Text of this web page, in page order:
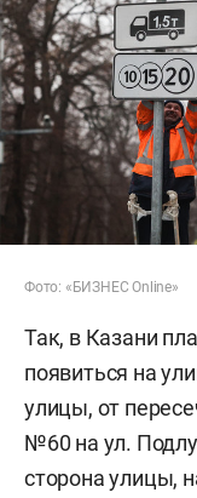
Фото: «БИЗНЕС Online»
Так, в Казани
появиться на
улицы, от
№60 на ул.
сторона улицы,